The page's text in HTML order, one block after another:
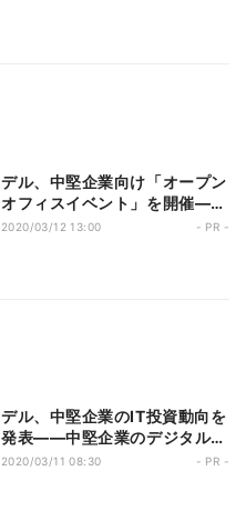
デル、中堅企業向け「オープン
オフィスイベント」を開催――
課題感の共有と、学びを得る場
2020/03/12 13:00 - PR -
デル、中堅企業のIT投資動向を
発表――中堅企業のデジタル化
推進のきっかけを作る「学びと
2020/03/11 08:30 - PR -